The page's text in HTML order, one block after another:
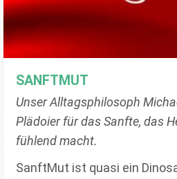
SANFTMUT
Unser Alltagsphilosoph
Plädoier für das Sanfte, das
fühlend macht.
SanftMut ist quasi ein